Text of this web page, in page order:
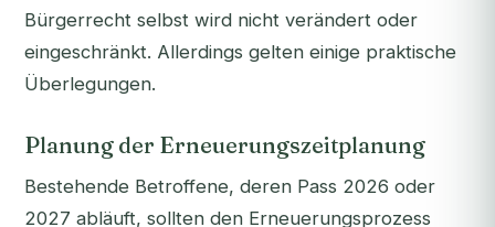
Bürgerrecht selbst wird nicht verändert oder
eingeschränkt. Allerdings gelten einige praktische
Überlegungen.
Planung der Erneuerungszeitplanung
Bestehende Betroffene, deren Pass 2026 oder
2027 abläuft, sollten den Erneuerungsprozess